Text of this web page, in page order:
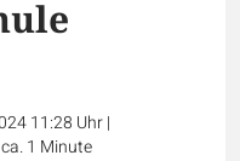
11:28 Uhr|
1 Minute